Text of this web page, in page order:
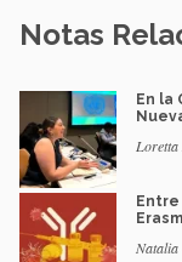
Notas
En la
Entre